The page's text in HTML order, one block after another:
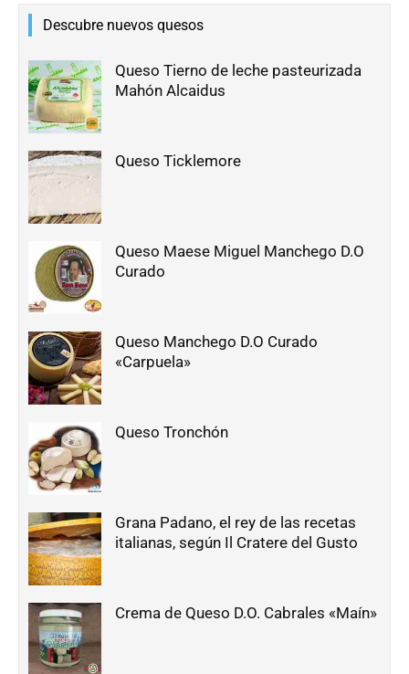
Descubre nuevos quesos
Queso Tierno de leche pasteurizada
Mahón Alcaidus
Queso Ticklemore
Queso Maese Miguel Manchego D.O
Curado
Queso Manchego D.O Curado
«Carpuela»
Queso Tronchón
Grana Padano, el rey de las recetas
italianas, según Il Cratere del Gusto
Crema de Queso D.O. Cabrales «Maín»